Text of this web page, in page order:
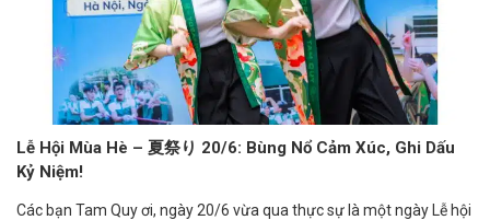
Lễ Hội Mùa Hè – 夏祭り 20/6: Bùng Nổ Cảm Xúc, Ghi Dấu
Kỷ Niệm!
Các bạn Tam Quy ơi, ngày 20/6 vừa qua thực sự là một ngày Lễ hội